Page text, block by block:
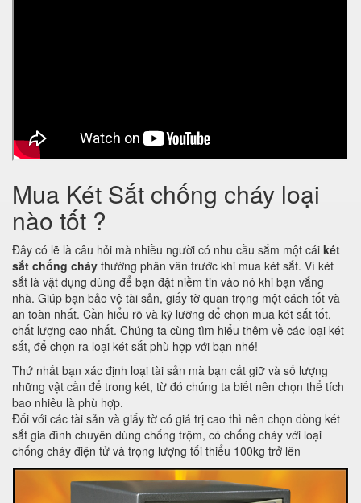
Mua Két Sắt chống cháy loại
nào tốt ?
Đây có lẽ là câu hỏi mà nhiều người có nhu cầu sắm một cái két
sắt chống cháy thường phân vân trước khi mua két sắt. Vì két
sắt là vật dụng dùng để bạn đặt niềm tin vào nó khi bạn vắng
nhà. Giúp bạn bảo vệ tài sản, giấy tờ quan trọng một cách tốt và
an toàn nhất. Cần hiểu rõ và kỹ lưỡng để chọn mua két sắt tốt,
chất lượng cao nhất. Chúng ta cùng tìm hiểu thêm về các loại két
sắt, để chọn ra loại két sắt phù hợp với bạn nhé!
Thứ nhất bạn xác định loại tài sản mà bạn cất giữ và số lượng
những vật cần để trong két, từ đó chúng ta biết nên chọn thể tích
bao nhiêu là phù hợp.
Đối với các tài sản và giấy tờ có giá trị cao thì nên chọn dòng két
sắt gia đình chuyên dùng chống trộm, có chống cháy với loại
chống cháy điện tử và trọng lượng tối thiểu 100kg trở lên